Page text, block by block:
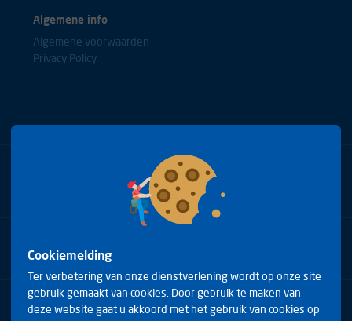
Algemene info
Algemene voorwaarden
Privacy Policy
Bel met onze experts
+31(0)85 0653688
Arduinstraat 20
4827 HK Breda
Cookiemelding
Ter verbetering van onze dienstverlening wordt op onze site
gebruik gemaakt van cookies. Door gebruik te maken van
deze website gaat u akkoord met het gebruik van cookies op